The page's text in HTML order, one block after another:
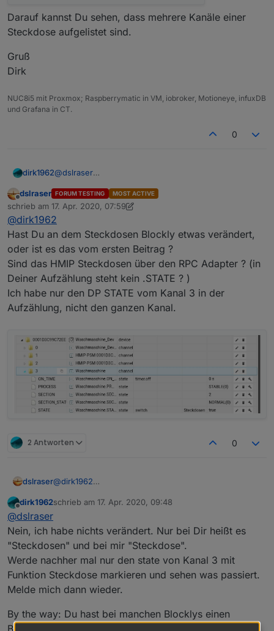
Darauf kannst Du sehen, dass mehrere Kanäle einer
Steckdose aufgelistet sind.
Gruß
Dirk
NUC8i5 mit Proxmox; Raspberrymatic in VM, iobroker, Motioneye, infuxDB
und Grafana in CT.
0
dirk1962@dslraser
werden die dreizehn Steckdosen angezeigt, die ich
habe.
Nachfolgende Bilder stammen vom Blockly:
Gruß
Dirk
Offline
dslraser FORUM TESTING MOST ACTIVE
schrieb am 17. Apr. 2020, 07:59
zuletzt editiert von dslraser
@dirk1962
Hast Du an dem Steckdosen Blockly etwas verändert,
oder ist es das vom ersten Beitrag ?
Sind das HMIP Steckdosen über den RPC Adapter ? (in
Deiner Aufzählung steht kein .STATE ? )
Ich habe nur den DP STATE vom Kanal 3 in der
Aufzählung, nicht den ganzen Kanal.
2 Antworten 0
dslraser@dirk1962
oder ist es das vom ersten Beitrag ?
(in Deiner Aufzählung steht kein .STATE ? )
Aufzählung, nicht den ganzen Kanal.
Offline
dirk1962schrieb am 17. Apr. 2020, 09:48
zuletzt editiert von
@dslraser
Nein, ich habe nichts verändert. Nur bei Dir heißt es
"Steckdosen" und bei mir "Steckdose".
Werde nachher mal nur den state von Kanal 3 mit
Funktion Steckdose markieren und sehen was passiert.
Melde mich dann wieder.
By the way: Du hast bei manchen Blocklys einen
Buchstaben Dreher drin. "Zahelen" anstatt "Zaehlen".